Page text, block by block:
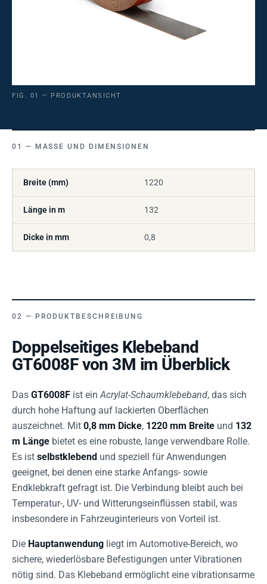
FIG. 01 — PRODUKTANSICHT
MASSE UND DIMENSIONEN
Breite (mm) 1220
Länge in m 132
Dicke in mm 0,8
PRODUKTBESCHREIBUNG
Doppelseitiges Klebeband
GT6008F von 3M im Überblick
Das GT6008F ist einAcrylat-Schaumklebeband, das sich
durch hohe Haftung auf lackierten Oberflächen
auszeichnet. Mit 0,8 mm Dicke, 1220 mm Breite und 132
m Länge bietet es eine robuste, lange verwendbare Rolle.
Es ist selbstklebend und speziell für Anwendungen
geeignet, bei denen eine starke Anfangs- sowie
Endklebkraft gefragt ist. Die Verbindung bleibt auch bei
Temperatur-, UV- und Witterungseinflüssen stabil, was
insbesondere in Fahrzeuginterieurs von Vorteil ist.
Die Hauptanwendung liegt im Automotive-Bereich, wo
sichere, wiederlösbare Befestigungen unter Vibrationen
nötig sind. Das Klebeband ermöglicht eine vibrationsarme